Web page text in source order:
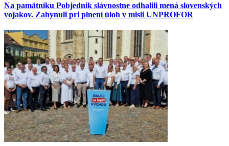
Na pamätníku Pobjednik slávnostne odhalili mená slovenských
vojakov. Zahynuli pri plnení úloh v misii UNPROFOR